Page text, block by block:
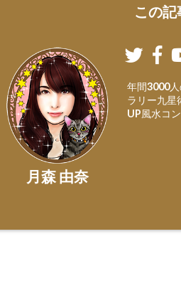
この
月森 由奈
年間3000
ラリー九星
UP風水コ